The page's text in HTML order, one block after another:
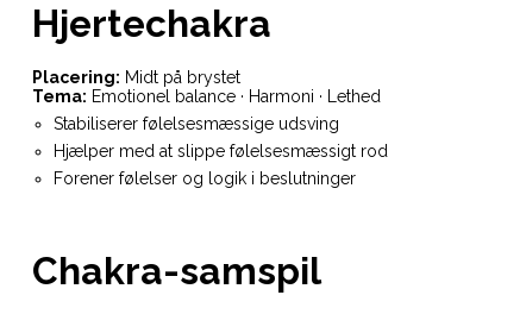
Hjertechakra
Placering: Midt på brystet
Tema: Emotionel balance · Harmoni · Lethed
Stabiliserer følelsesmæssige udsving
Hjælper med at slippe følelsesmæssigt rod
Forener følelser og logik i beslutninger
Chakra-samspil